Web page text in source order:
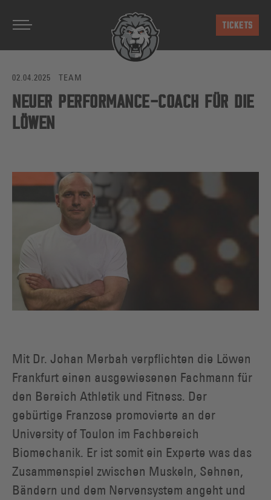
TICKETS
02.04.2025 TEAM
NEUER PERFORMANCE-COACH FÜR DIE
LÖWEN
Mit Dr. Johan Merbah verpflichten die Löwen
Frankfurt einen ausgewiesenen Fachmann für
den Bereich Athletik und Fitness. Der
gebürtige Franzose promovierte an der
University of Toulon im Fachbereich
Biomechanik. Er ist somit ein Experte was das
Zusammenspiel zwischen Muskeln, Sehnen,
Bändern und dem Nervensystem angeht und